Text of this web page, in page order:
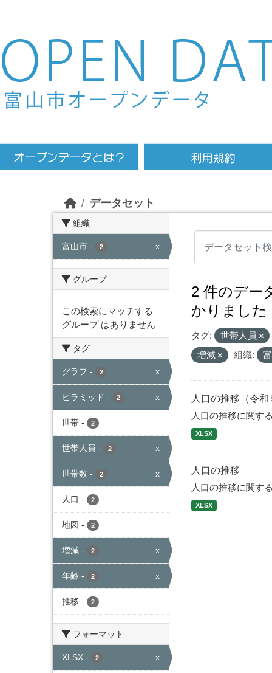
Skip to main content
データセット
組織
富山市 - 2 x
グループ
この検索にマッチする
グループ はありません
タグ
グラフ - 2 x
ピラミッド - 2 x
世帯 - 2
世帯人員 - 2 x
世帯数 - 2 x
人口 - 2
地図 - 2
増減 - 2 x
年齢 - 2 x
推移 - 2
フォーマット
XLSX - 2 x
2 件のデー
かりました
タグ:
世帯人員
増減
組織:
人口の推移（令和
人口の推移に関す
XLSX
人口の推移
人口の推移に関す
XLSX